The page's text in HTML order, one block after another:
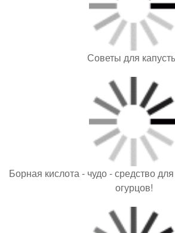
Советы для
Борная кислота - чудо - средство
огурцов!